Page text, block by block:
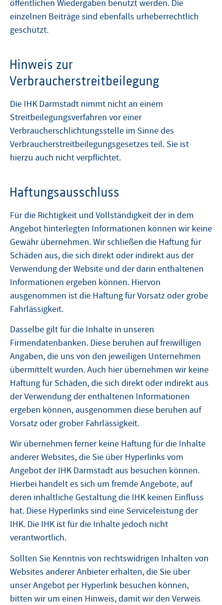
öffentlichen Wiedergaben benutzt werden. Die
einzelnen Beiträge sind ebenfalls urheberrechtlich
geschützt.
Hinweis zur
Verbraucherstreitbeilegung
Die IHK Darmstadt nimmt nicht an einem
Streitbeilegungsverfahren vor einer
Verbraucherschlichtungsstelle im Sinne des
Verbraucherstreitbeilegungsgesetzes teil. Sie ist
hierzu auch nicht verpflichtet.
Haftungsausschluss
Für die Richtigkeit und Vollständigkeit der in dem
Angebot hinterlegten Informationen können wir keine
Gewähr übernehmen. Wir schließen die Haftung für
Schäden aus, die sich direkt oder indirekt aus der
Verwendung der Website und der darin enthaltenen
Informationen ergeben können. Hiervon
ausgenommen ist die Haftung für Vorsatz oder grobe
Fahrlässigkeit.
Dasselbe gilt für die Inhalte in unseren
Firmendatenbanken. Diese beruhen auf freiwilligen
Angaben, die uns von den jeweiligen Unternehmen
übermittelt wurden. Auch hier übernehmen wir keine
Haftung für Schäden, die sich direkt oder indirekt aus
der Verwendung der enthaltenen Informationen
ergeben können, ausgenommen diese beruhen auf
Vorsatz oder grober Fahrlässigkeit.
Wir übernehmen ferner keine Haftung für die Inhalte
anderer Websites, die Sie über Hyperlinks vom
Angebot der IHK Darmstadt aus besuchen können.
Hierbei handelt es sich um fremde Angebote, auf
deren inhaltliche Gestaltung die IHK keinen Einfluss
hat. Diese Hyperlinks sind eine Serviceleistung der
IHK. Die IHK ist für die Inhalte jedoch nicht
verantwortlich.
Sollten Sie Kenntnis von rechtswidrigen Inhalten von
Websites anderer Anbieter erhalten, die Sie über
unser Angebot per Hyperlink besuchen können,
bitten wir um einen Hinweis, damit wir den Verweis